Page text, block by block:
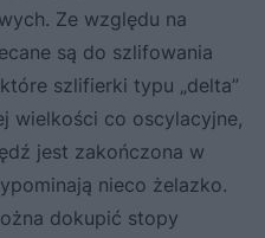
Ze względu na
są do szlifowania
szlifierki typu „delta”
wielkości co oscylacyjne,
jest zakończona w
nieco żelazko.
dokupić stopy